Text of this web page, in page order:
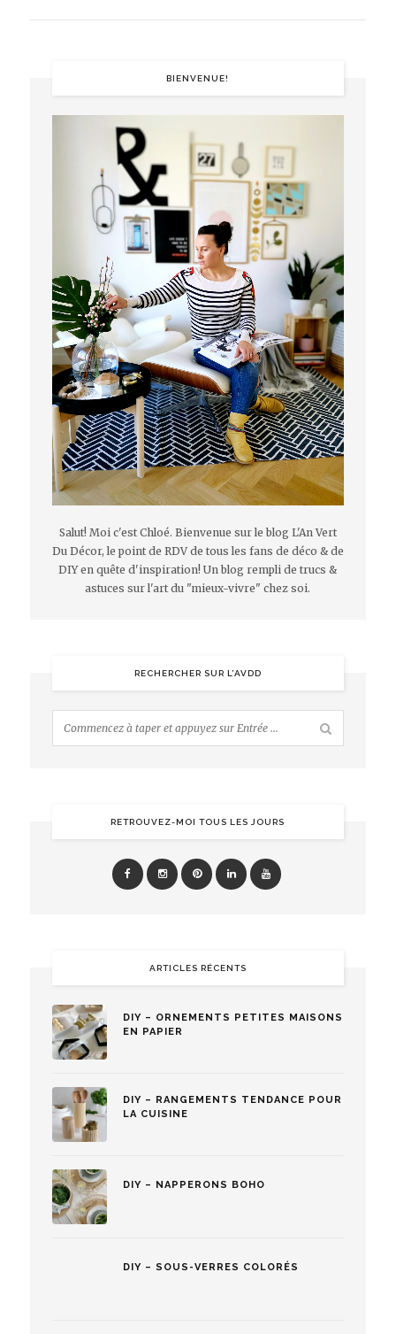
BIENVENUE!
Salut! Moi c'est Chloé. Bienvenue sur le blog L'An Vert
Du Décor, le point de RDV de tous les fans de déco & de
DIY en quête d'inspiration! Un blog rempli de trucs &
astuces sur l'art du "mieux-vivre" chez soi.
RECHERCHER SUR L’AVDD
RETROUVEZ-MOI TOUS LES JOURS
ARTICLES RÉCENTS
DIY – ORNEMENTS PETITES MAISONS
EN PAPIER
DIY – RANGEMENTS TENDANCE POUR
LA CUISINE
DIY – NAPPERONS BOHO
DIY – SOUS-VERRES COLORÉS